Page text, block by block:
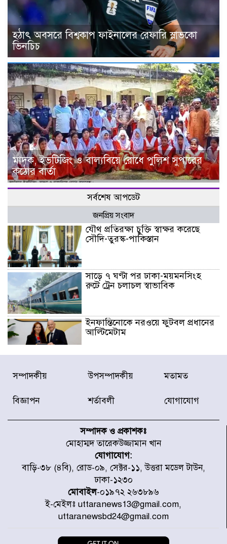
হঠাৎ অবসরে বিশ্বকাপ ফাইনালের রেফারি স্লাভকো
ভিনচিচ
মাদক, ইভটিজিং ও বাল্যবিয়ে রোধে পুলিশ সুপারের
কঠোর বার্তা
সর্বশেষ আপডেট
জনপ্রিয় সংবাদ
যৌথ প্রতিরক্ষা চুক্তি স্বাক্ষর করেছে
সৌদি-তুরস্ক-পাকিস্তান
সাড়ে ৭ ঘণ্টা পর ঢাকা-ময়মনসিংহ
রুটে ট্রেন চলাচল স্বাভাবিক
ইনফান্তিনোকে নরওয়ে ফুটবল প্রধানের
আল্টিমেটাম
দেশে ভারি বৃষ্টির সতর্কবার্তা, ১০
জেলায় বন্যার পূর্বাভাস
স্থাপনের উদ্যোগ চান মিয়া ব্যাপারীর
৭ জেলায় ঝোড়ো হাওয়াসহ বজ্রবৃষ্টির
শঙ্কা
বগুড়া ও সিলেটে সড়ক দুর্ঘটনায় নিহত
১৫
সম্পাদকীয় উপসম্পাদকীয় মতামত
বিজ্ঞাপন শর্তাবলী যোগাযোগ
সম্পাদক ও প্রকাশকঃ
মোহাম্মদ তারেকউজ্জামান খান
যোগাযোগ:
বাড়ি-৩৮ (৪বি), রোড-০৯, সেক্টর-১১, উত্তরা মডেল টাউন,
ঢাকা-১২৩০
মোবাইল-০১৯৭২ ২৬৩৮৯৬
ই-মেইলঃ uttaranews13@gmail.com,
uttaranewsbd24@gmail.com